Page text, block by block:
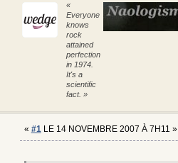
«
Everyone
knows
rock
attained
perfection
in 1974.
It's a
scientific
fact. »
« #1LE 14 NOVEMBRE 2007 À 7H11 »